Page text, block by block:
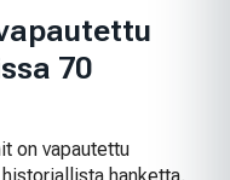
70
on vapautettu